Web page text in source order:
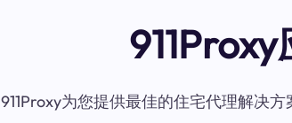
911Proxy为您提供最佳的住宅代理解决